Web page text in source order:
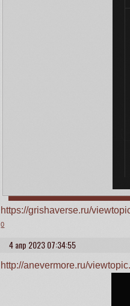
https://grishaverse.ru/
0
4 апр 2023 07:34:55
http://anevermore.ru/